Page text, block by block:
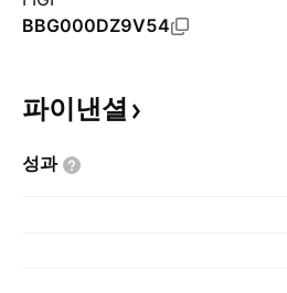
BBG000DZ9V54
파이낸셜
성과